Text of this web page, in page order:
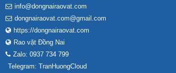
info@dongnairaovat.com
dongnairaovat.com@gmail.com
https://dongnairaovat.com
Rao vặt Đồng Nai
Zalo: 0937 734 799
Telegram: TranHuongCloud